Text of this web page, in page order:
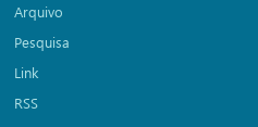
Arquivo
Pesquisa
Link
RSS